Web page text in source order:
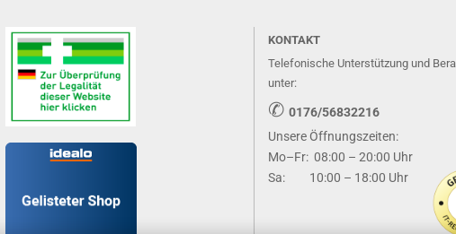
KONTAKT
Telefonische Unterstützung und
unter:
✆ 0176/56832216
Unsere Öffnungszeiten:
Mo–Fr: 08:00 – 20:00 Uhr
Sa: 10:00 – 18:00 Uhr